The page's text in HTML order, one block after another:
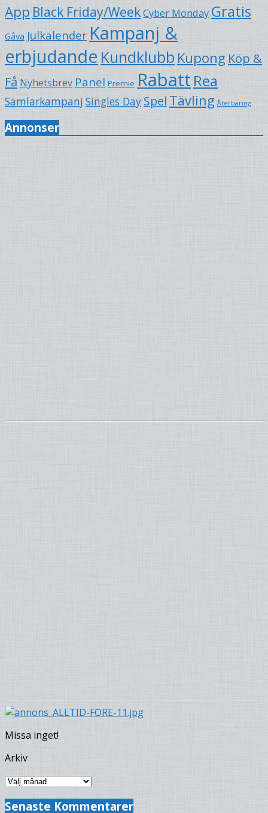
App Black Friday/WeekCyber Monday Gratis
Gåva Julkalender Kampanj &
erbjudande Kundklubb Kupong Köp &
Få Nyhetsbrev Panel Premie Rabatt Rea
Samlarkampanj Singles Day Spel Tävling Återbäring
Annonser
Missa inget!
Arkiv
Arkiv
Senaste Kommentarer